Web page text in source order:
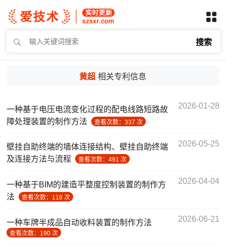
搜索
黄超 相关专利信息
一种基于电压电流变化过程的配电线路短路故
障处理装置的制作方法
查看次数：337 次
2026-01-28
壁挂自助终端的墙体连接结构、壁挂自助终端
及连接方法与流程
查看次数：491 次
2026-05-25
一种基于BIM的建造平整度控制装置的制作方
法
查看次数：118 次
2026-04-04
一种车牌半成品自动收料装置的制作方法
查看次数：190 次
2026-06-21